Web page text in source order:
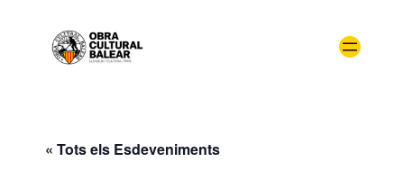
« Tots els Esdeveniments